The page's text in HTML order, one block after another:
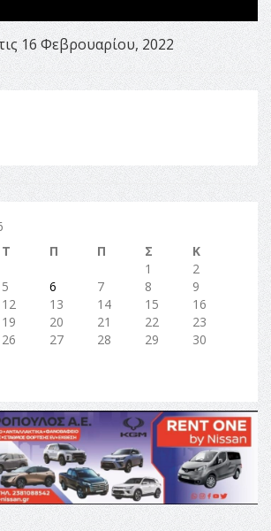
16 Φεβρουαρίου, 2022
Τ Π Π Σ
Κ
1
2
5 6 7 8
9
12 13 14 15
16
19 20 21 22
23
26 27 28 29
30